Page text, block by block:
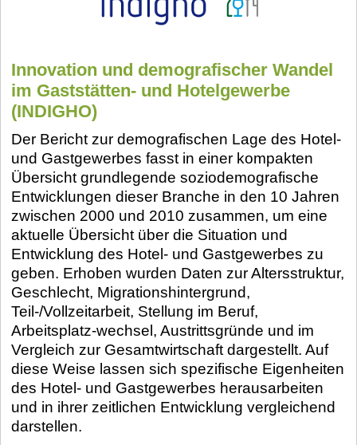
Innovation und demografischer Wandel
im Gaststätten- und Hotelgewerbe
(INDIGHO)
Der Bericht zur demografischen Lage des Hotel-
und Gastgewerbes fasst in einer kompakten
Übersicht grundlegende soziodemografische
Entwicklungen dieser Branche in den 10 Jahren
zwischen 2000 und 2010 zusammen, um eine
aktuelle Übersicht über die Situation und
Entwicklung des Hotel- und Gastgewerbes zu
geben. Erhoben wurden Daten zur Altersstruktur,
Geschlecht, Migrationshintergrund,
Teil-/Vollzeitarbeit, Stellung im Beruf,
Arbeitsplatz-wechsel, Austrittsgründe und im
Vergleich zur Gesamtwirtschaft dargestellt. Auf
diese Weise lassen sich spezifische Eigenheiten
des Hotel- und Gastgewerbes herausarbeiten
und in ihrer zeitlichen Entwicklung vergleichend
darstellen.